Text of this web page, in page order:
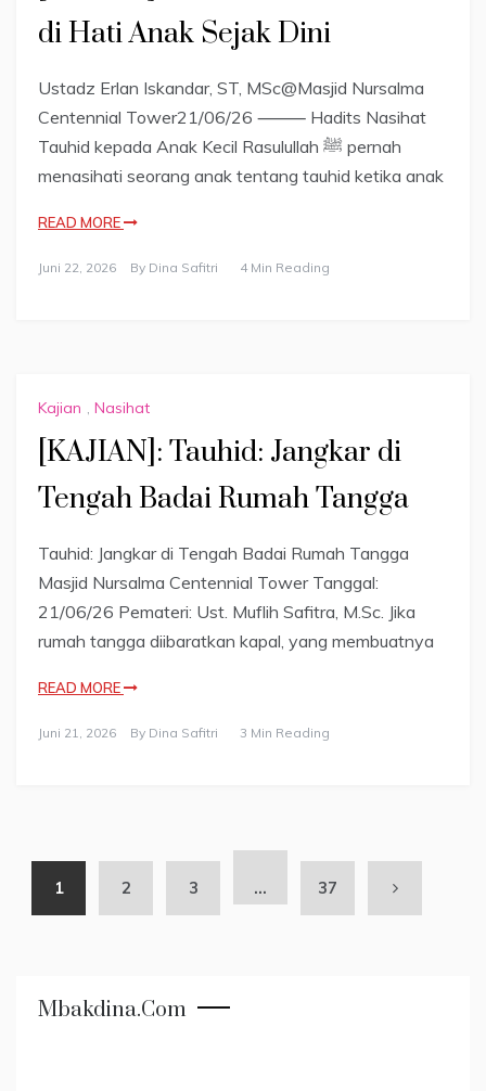
di Hati Anak Sejak Dini
Ustadz Erlan Iskandar, ST, MSc@Masjid Nursalma
Centennial Tower21/06/26 ⸻ Hadits Nasihat
Tauhid kepada Anak Kecil Rasulullah ﷺ pernah
menasihati seorang anak tentang tauhid ketika anak
READ MORE
Juni 22, 2026 By Dina Safitri 4 Min Reading
Kajian , Nasihat
[KAJIAN]: Tauhid: Jangkar di
Tengah Badai Rumah Tangga
Tauhid: Jangkar di Tengah Badai Rumah Tangga
Masjid Nursalma Centennial Tower Tanggal:
21/06/26 Pemateri: Ust. Muflih Safitra, M.Sc. Jika
rumah tangga diibaratkan kapal, yang membuatnya
READ MORE
Juni 21, 2026 By Dina Safitri 3 Min Reading
1 2 3 … 37
Mbakdina.com